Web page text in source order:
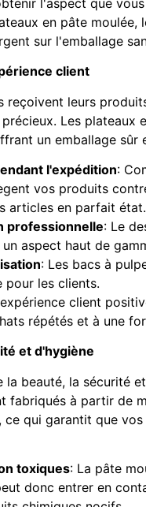
en pâte
sur l'emballage
client
reçoivent leurs
Les plateaux
un emballage sûr
l'expédition:
vos produits
articles en parfait état.
professionnelle: Le
aspect haut de
: Les bacs à
pour les clients.
client
répétés et à une
et d'hygiène
la beauté, la sécurité
fabriqués à partir de
ce qui garantit que
toxiques: La pâte
donc entrer en